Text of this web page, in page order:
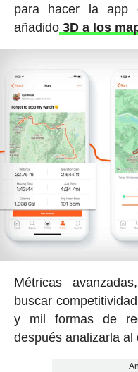
para hacer la app
añadido3D a los
Métricas
buscar
y mil formas de
después analizarla al